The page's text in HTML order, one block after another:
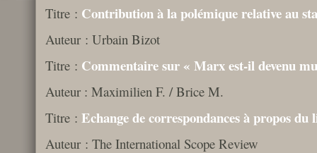
Titre : Contribution à la polémique relative au
Auteur : Urbain Bizot
Titre : Commentaire sur « Marx est-il devenu
Auteur : Maximilien F. / Brice M.
Titre : Echange de correspondances à propos du
Auteur : The International Scope Review